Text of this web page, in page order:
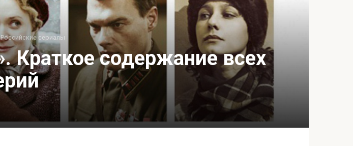
Российские сериалы
Краткое содержание всех